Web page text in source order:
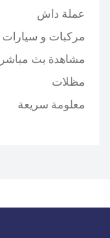
عملة داش
مركبات و سيارات
مشاهدة بث مباشر
مظلات
معلومة سريعة